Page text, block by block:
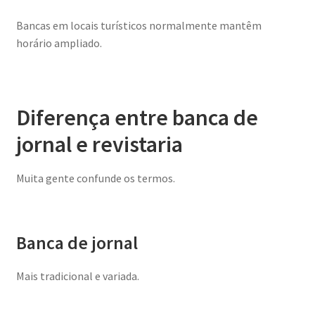
Bancas em locais turísticos normalmente mantêm
horário ampliado.
Diferença entre banca de
jornal e revistaria
Muita gente confunde os termos.
Banca de jornal
Mais tradicional e variada.